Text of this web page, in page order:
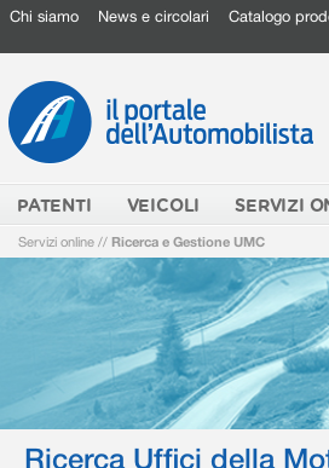
Chi siamo News e circolari Catalogo
PATENTI VEICOLI SERVIZI
Servizi online // Ricerca e Gestione UMC
Ricerca Uffici della